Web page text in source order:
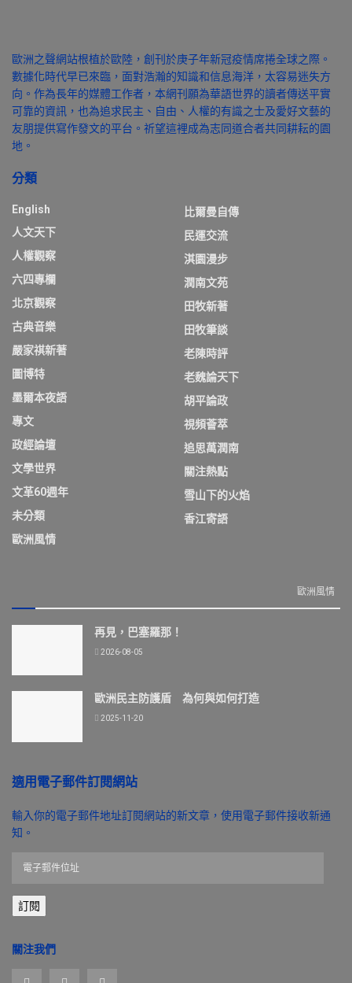
歐洲之聲網站根植於歐陸，創刊於庚子年新冠疫情席捲全球之際。
數據化時代早已來臨，面對浩瀚的知識和信息海洋，太容易迷失方
向。作為長年的媒體工作者，本網刊願為華語世界的讀者傳送平實
可靠的資訊，也為追求民主、自由、人權的有識之士及愛好文藝的
友朋提供寫作發文的平台。祈望這裡成為志同道合者共同耕耘的園
地。
分類
English
人文天下
人權觀察
六四專欄
北京觀察
古典音樂
嚴家祺新著
圖博特
墨爾本夜語
專文
政經論壇
文學世界
文革60週年
未分類
歐洲風情
比爾曼自傳
民運交流
淇園漫步
潤南文苑
田牧新著
田牧筆談
老陳時評
老魏論天下
胡平論政
視頻薈萃
追思萬潤南
關注熱點
雪山下的火焰
香江寄語
歐洲風情
再見，巴塞羅那！
2026-08-05
歐洲民主防護盾 為何與如何打造
2025-11-20
適用電子郵件訂閱網站
輸入你的電子郵件地址訂閱網站的新文章，使用電子郵件接收新通
知。
郵
件
址
訂閱
關注我們